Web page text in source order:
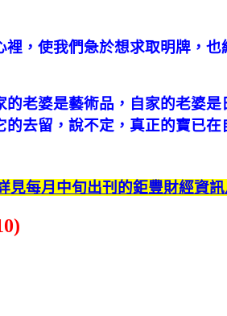
，使我們急於想求取明牌，
老婆是藝術品，自家的老婆
去留，說不定，真正的寶已
見每月中旬出刊的鉅豐財經資訊